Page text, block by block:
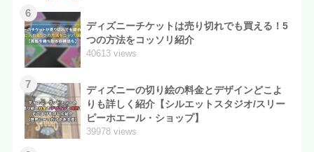
6
ディズニーチケットは売り切れでも買える！5
つの方法をコッソリ紹介
40613 views
7
ディズニーの切り絵の料金とデザインどこよ
りも詳しく紹介【シルエットスタジオ/スリー
ピーホエール・ショップ】
39978 views